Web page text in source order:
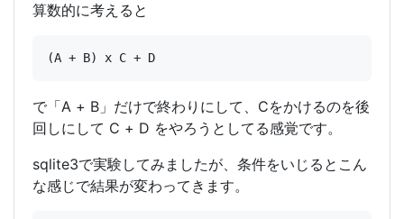
算数的に考えると
で「A + B」だけで終わりにして、Cをかけるのを後
回しにして C + D をやろうとしてる感覚です。
sqlite3で実験してみましたが、条件をいじるとこん
な感じで結果が変わってきます。